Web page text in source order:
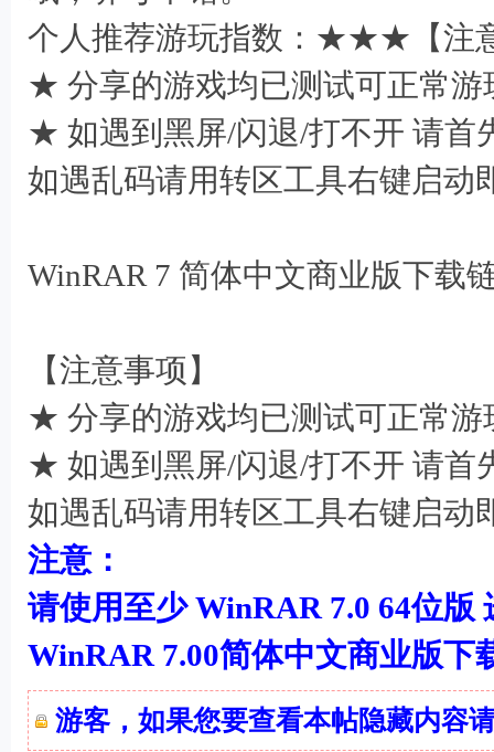
个人推荐游玩指数：★★★【注
★ 分享的游戏均已测试可正常游
★ 如遇到黑屏/闪退/打不开 请首
如遇乱码请用转区工具右键启动
WinRAR 7 简体中文商业版下载
【注意事项】
★ 分享的游戏均已测试可正常游
★ 如遇到黑屏/闪退/打不开 请首
如遇乱码请用转区工具右键启动
注意：
请使用至少 WinRAR 7.0 64位版
WinRAR 7.00简体中文商业版下
游客，如果您要查看本帖隐藏内容